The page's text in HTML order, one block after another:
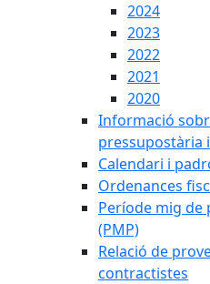
2024
2023
2022
2021
2020
Informació
pressupostària
Calendari i
Ordenances
Període mig de
(PMP)
Relació de
contractistes